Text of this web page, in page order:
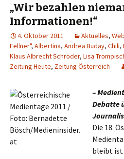
„Wir bezahlen
Informationen!“
4. Oktober 2011 Aktuelles, Web
Fellner", Albertina, Andrea Buday, Chili,
Klaus Albrecht Schröder, Lisa
Zeitung Heute, Zeitung Österreich
–
Debatte
Die 18.
bleibt ist